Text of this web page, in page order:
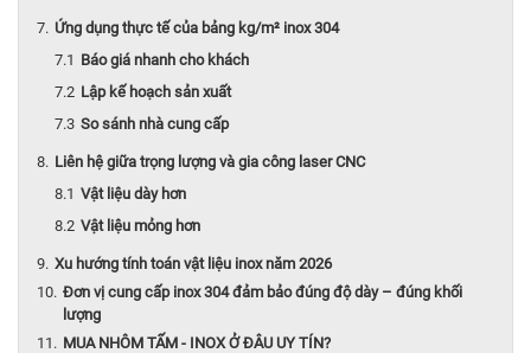
Ứng dụng thực tế của bảng kg/m² inox 304
Báo giá nhanh cho khách
Lập kế hoạch sản xuất
So sánh nhà cung cấp
Liên hệ giữa trọng lượng và gia công laser CNC
Vật liệu dày hơn
Vật liệu mỏng hơn
Xu hướng tính toán vật liệu inox năm 2026
Đơn vị cung cấp inox 304 đảm bảo đúng độ dày – đúng khối
lượng
MUA NHÔM TẤM - INOX Ở ĐÂU UY TÍN?